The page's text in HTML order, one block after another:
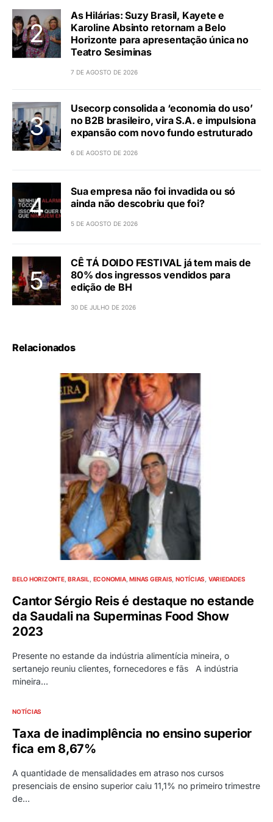
As Hilárias: Suzy Brasil, Kayete e
Karoline Absinto retornam a Belo
Horizonte para apresentação única no
Teatro Sesiminas
7 DE AGOSTO DE 2026
Usecorp consolida a ‘economia do uso’
no B2B brasileiro, vira S.A. e impulsiona
expansão com novo fundo estruturado
6 DE AGOSTO DE 2026
Sua empresa não foi invadida ou só
ainda não descobriu que foi?
5 DE AGOSTO DE 2026
CÊ TÁ DOIDO FESTIVAL já tem mais de
80% dos ingressos vendidos para
edição de BH
30 DE JULHO DE 2026
Relacionados
BELO HORIZONTE BRASIL ECONOMIA MINAS GERAIS NOTÍCIAS VARIEDADES
Cantor Sérgio Reis é destaque no estande
da Saudali na Superminas Food Show
2023
Presente no estande da indústria alimentícia mineira, o
sertanejo reuniu clientes, fornecedores e fãs A indústria
mineira…
NOTÍCIAS
Taxa de inadimplência no ensino superior
fica em 8,67%
A quantidade de mensalidades em atraso nos cursos
presenciais de ensino superior caiu 11,1% no primeiro trimestre
de…